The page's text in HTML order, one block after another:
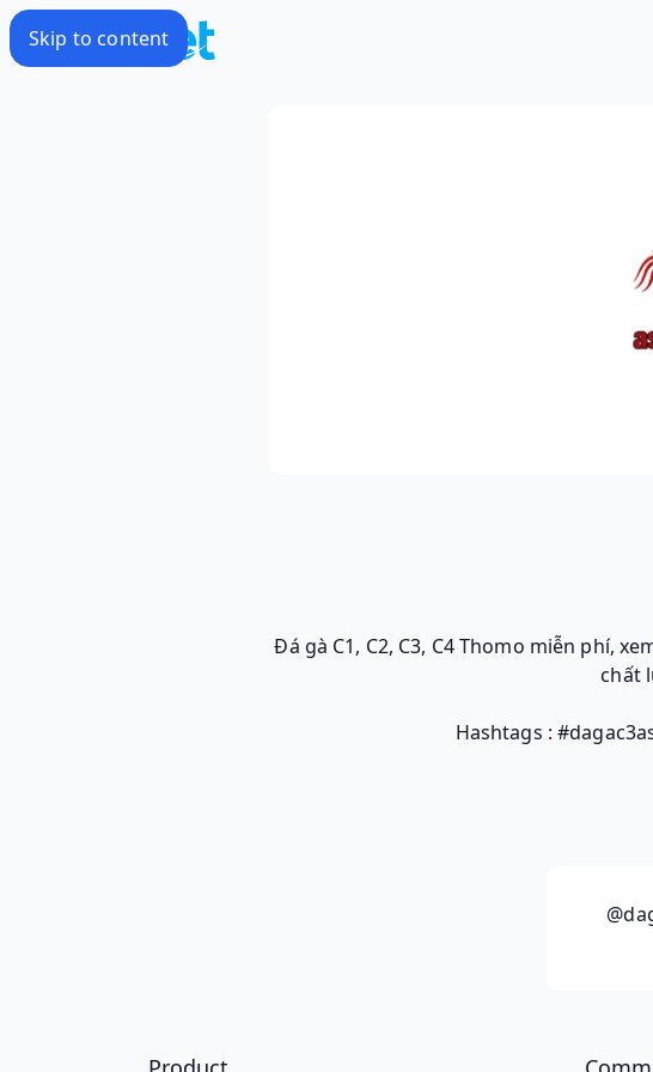
Skip to content
Đá gà C1, C2, C3, C4 Thomo miễn phí,
chất
Hashtags :